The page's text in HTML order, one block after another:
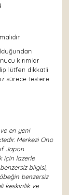
kırımlar
lütfen dikkatli
sürece testere
en yeni
Merkezi Ono
Japon
için lazerle
bilgisi,
benzersiz
keskinlik ve